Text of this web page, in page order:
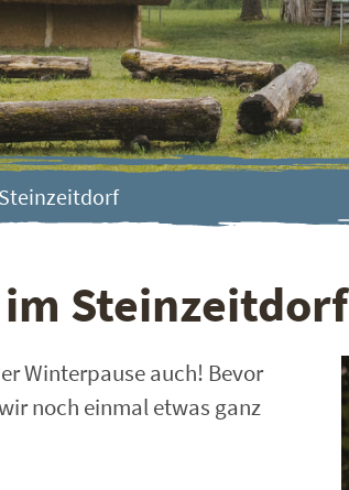
Steinzeitdorf
Winterpause auch! Bevor
noch einmal etwas ganz